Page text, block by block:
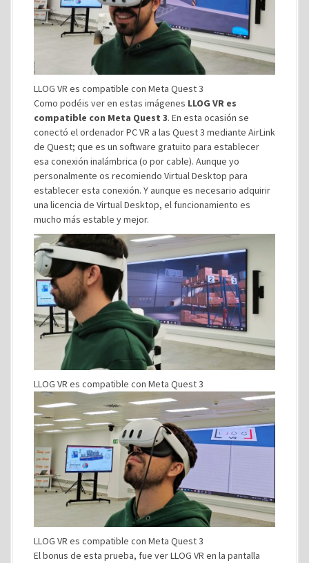
LLOG VR es compatible con Meta Quest 3
Como podéis ver en estas imágenes LLOG VR es
compatible con Meta Quest 3. En esta ocasión se
conectó el ordenador PC VR a las Quest 3 mediante AirLink
de Quest; que es un software gratuito para establecer
esa conexión inalámbrica (o por cable). Aunque yo
personalmente os recomiendo Virtual Desktop para
establecer esta conexión. Y aunque es necesario adquirir
una licencia de Virtual Desktop, el funcionamiento es
mucho más estable y mejor.
LLOG VR es compatible con Meta Quest 3
LLOG VR es compatible con Meta Quest 3
El bonus de esta prueba, fue ver LLOG VR en la pantalla